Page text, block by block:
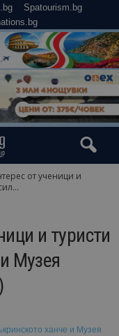
Spatourism.bg
от ученици и
и туристи
Музея